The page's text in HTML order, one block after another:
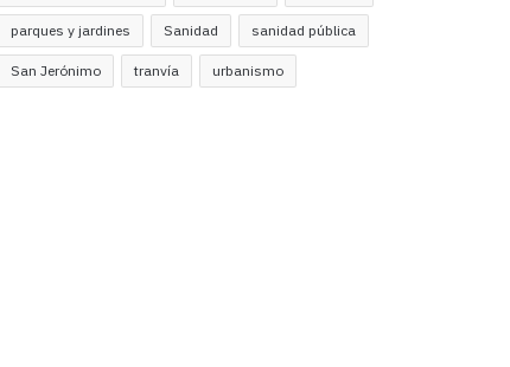
parques y jardines Sanidad sanidad pública
San Jerónimo tranvía urbanismo